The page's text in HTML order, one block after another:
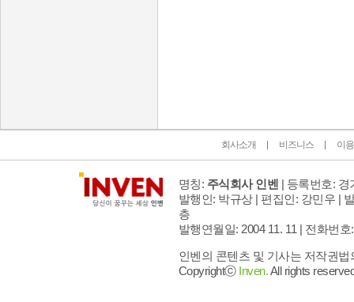
회사소개 비즈니스 이
명칭: 주식회사 인벤 | 등록번호: 경
발행인: 박규상 | 편집인: 강민우 |
층
발행연월일: 2004 11. 11 | 전화번호
인벤의 콘텐츠 및 기사는 저작권
Copyrightⓒ Inven.All rights